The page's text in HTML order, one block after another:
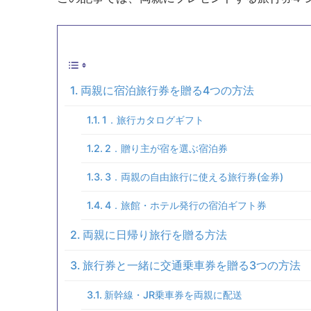
両親に宿泊旅行券を贈る4つの方法
1．旅行カタログギフト
2．贈り主が宿を選ぶ宿泊券
3．両親の自由旅行に使える旅行券(金券)
4．旅館・ホテル発行の宿泊ギフト券
両親に日帰り旅行を贈る方法
旅行券と一緒に交通乗車券を贈る3つの方法
新幹線・JR乗車券を両親に配送